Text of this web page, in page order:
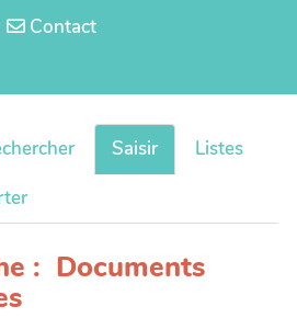
Contact
Saisir
Listes
: Documents